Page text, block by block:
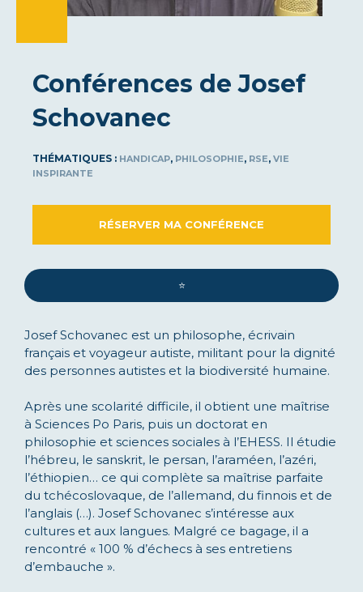
Conférences de Josef
Schovanec
THÉMATIQUES : HANDICAP, PHILOSOPHIE, RSE, VIE
INSPIRANTE
RÉSERVER MA CONFÉRENCE
⭐️
Josef Schovanec est un philosophe, écrivain
français et voyageur autiste, militant pour la dignité
des personnes autistes et la biodiversité humaine.
Après une scolarité difficile, il obtient une maîtrise
à Sciences Po Paris, puis un doctorat en
philosophie et sciences sociales à l’EHESS. Il étudie
l’hébreu, le sanskrit, le persan, l’araméen, l’azéri,
l’éthiopien… ce qui complète sa maîtrise parfaite
du tchécoslovaque, de l’allemand, du finnois et de
l’anglais (…). Josef Schovanec s’intéresse aux
cultures et aux langues. Malgré ce bagage, il a
rencontré « 100 % d’échecs à ses entretiens
d’embauche ».